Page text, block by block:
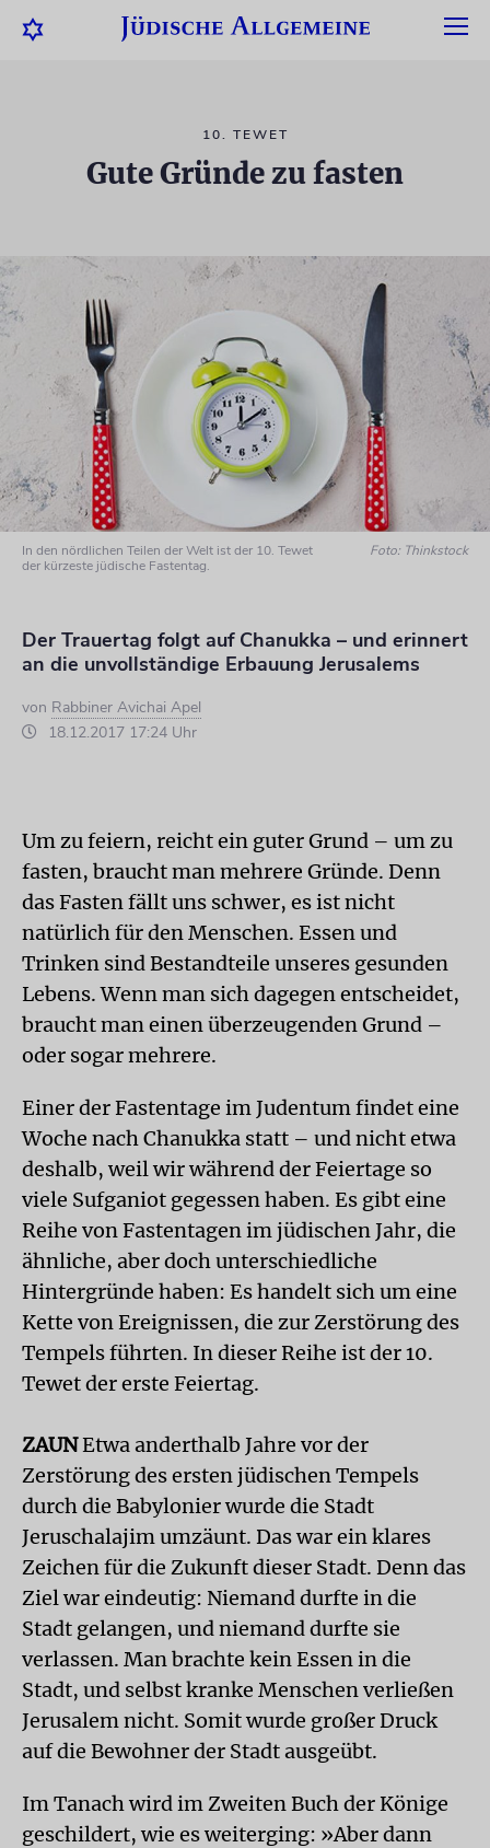
10. TEWET
Gute Gründe zu fasten
In den nördlichen Teilen der Welt ist der 10. Tewet
der kürzeste jüdische Fastentag.
Foto: Thinkstock
Der Trauertag folgt auf Chanukka – und erinnert
an die unvollständige Erbauung Jerusalems
von Rabbiner Avichai Apel
18.12.2017 17:24 Uhr
Um zu feiern, reicht ein guter Grund – um zu
fasten, braucht man mehrere Gründe. Denn
das Fasten fällt uns schwer, es ist nicht
natürlich für den Menschen. Essen und
Trinken sind Bestandteile unseres gesunden
Lebens. Wenn man sich dagegen entscheidet,
braucht man einen überzeugenden Grund –
oder sogar mehrere.
Einer der Fastentage im Judentum findet eine
Woche nach Chanukka statt – und nicht etwa
deshalb, weil wir während der Feiertage so
viele Sufganiot gegessen haben. Es gibt eine
Reihe von Fastentagen im jüdischen Jahr, die
ähnliche, aber doch unterschiedliche
Hintergründe haben: Es handelt sich um eine
Kette von Ereignissen, die zur Zerstörung des
Tempels führten. In dieser Reihe ist der 10.
Tewet der erste Feiertag.
ZAUNEtwa anderthalb Jahre vor der
Zerstörung des ersten jüdischen Tempels
durch die Babylonier wurde die Stadt
Jeruschalajim umzäunt. Das war ein klares
Zeichen für die Zukunft dieser Stadt. Denn das
Ziel war eindeutig: Niemand durfte in die
Stadt gelangen, und niemand durfte sie
verlassen. Man brachte kein Essen in die
Stadt, und selbst kranke Menschen verließen
Jerusalem nicht. Somit wurde großer Druck
auf die Bewohner der Stadt ausgeübt.
Im Tanach wird im Zweiten Buch der Könige
geschildert, wie es weiterging: »Aber dann